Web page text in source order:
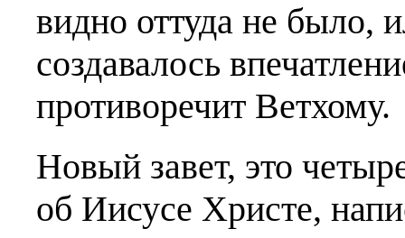
видно оттуда не было,
создавалось
противоречит Ветхому.
Новый завет, это
об Иисусе Христе,